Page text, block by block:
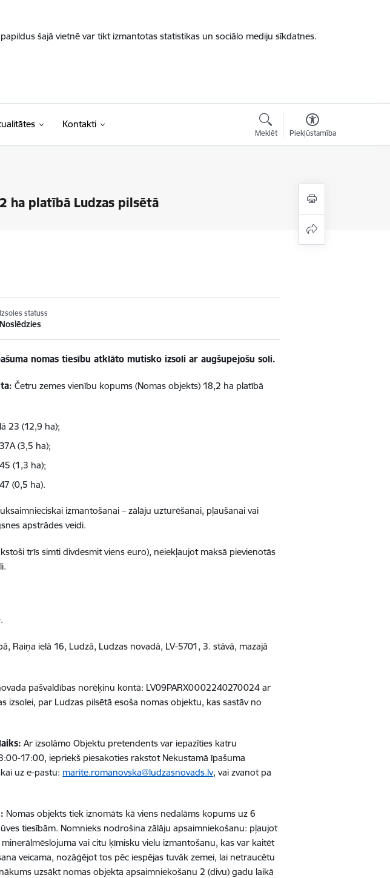
šajā vietnē var tikt izmantotas statistikas un sociālo mediju sīkdatnes.
Kontakti
Meklēt Piekļūstamība
ha platībā Ludzas pilsētā
Izsoles statuss
Noslēdzies
nomas tiesību atklāto mutisko izsoli ar augšupejošu soli.
Četru zemes vienību kopums (Nomas objekts) 18,2 ha platībā
23 (12,9 ha);
(3,5 ha);
(1,3 ha);
(0,5 ha).
izmantošanai – zālāju uzturēšanai, pļaušanai vai
apstrādes veidi.
trīs simti divdesmit viens euro), neiekļaujot maksā pievienotās
Raiņa ielā 16, Ludzā, Ludzas novadā, LV-5701, 3. stāvā, mazajā
pašvaldības norēķinu kontā: LV09PARX0002240270024 ar
izsolei, par Ludzas pilsētā esoša nomas objektu, kas sastāv no
Ar izsolāmo Objektu pretendents var iepazīties katru
17:00, iepriekš piesakoties rakstot Nekustamā īpašuma
uz e-pastu: marite.romanovska@ludzasnovads.lv, vai zvanot pa
Nomas objekts tiek iznomāts kā viens nedalāms kopums uz 6
tiesībām. Nomnieks nodrošina zālāju apsaimniekošanu: pļaujot
vai citu ķīmisku vielu izmantošanu, kas var kaitēt
veicama, nozāģējot tos pēc iespējas tuvāk zemei, lai netraucētu
uzsākt nomas objekta apsaimniekošanu 2 (divu) gadu laikā